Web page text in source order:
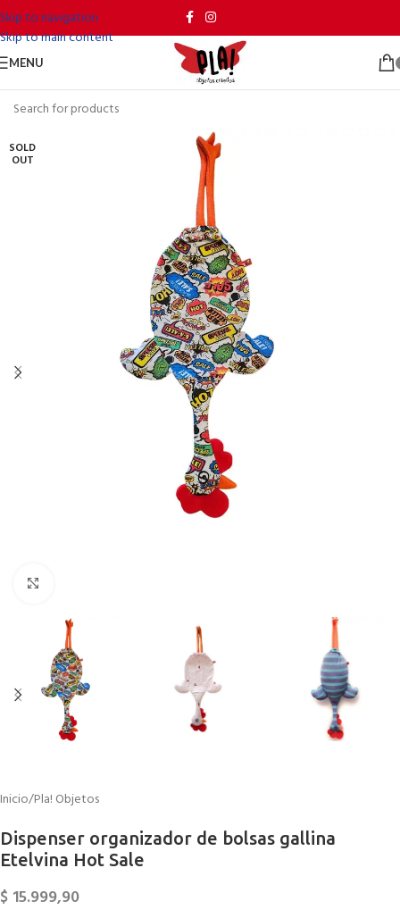
Skip to navigation
Skip to main content
MENU
SOLD
OUT
Inicio/Pla! Objetos
Dispenser organizador de bolsas gallina
Etelvina Hot Sale
$ 15.999,90